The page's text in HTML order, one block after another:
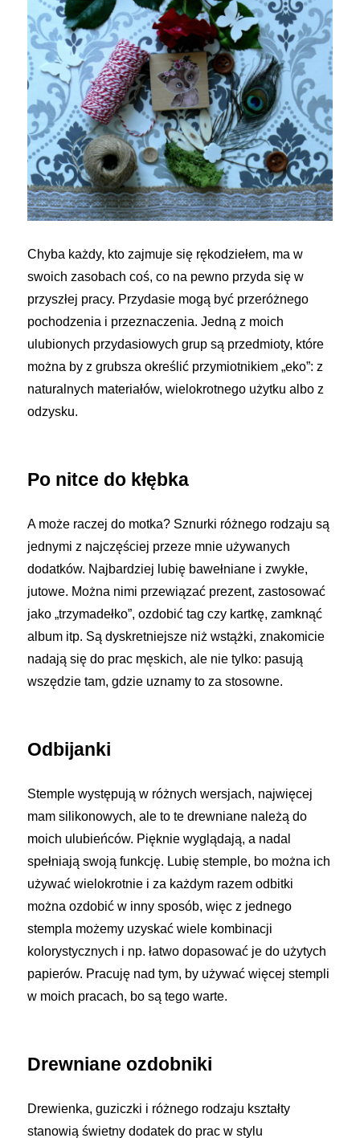
Chyba każdy, kto zajmuje się rękodziełem, ma w
swoich zasobach coś, co na pewno przyda się w
przyszłej pracy. Przydasie mogą być przeróżnego
pochodzenia i przeznaczenia. Jedną z moich
ulubionych przydasiowych grup są przedmioty, które
można by z grubsza określić przymiotnikiem „eko”: z
naturalnych materiałów, wielokrotnego użytku albo z
odzysku.
Po nitce do kłębka
A może raczej do motka? Sznurki różnego rodzaju są
jednymi z najczęściej przeze mnie używanych
dodatków. Najbardziej lubię bawełniane i zwykłe,
jutowe. Można nimi przewiązać prezent, zastosować
jako „trzymadełko”, ozdobić tag czy kartkę, zamknąć
album itp. Są dyskretniejsze niż wstążki, znakomicie
nadają się do prac męskich, ale nie tylko: pasują
wszędzie tam, gdzie uznamy to za stosowne.
Odbijanki
Stemple występują w różnych wersjach, najwięcej
mam silikonowych, ale to te drewniane należą do
moich ulubieńców. Pięknie wyglądają, a nadal
spełniają swoją funkcję. Lubię stemple, bo można ich
używać wielokrotnie i za każdym razem odbitki
można ozdobić w inny sposób, więc z jednego
stempla możemy uzyskać wiele kombinacji
kolorystycznych i np. łatwo dopasować je do użytych
papierów. Pracuję nad tym, by używać więcej stempli
w moich pracach, bo są tego warte.
Drewniane ozdobniki
Drewienka, guziczki i różnego rodzaju kształty
stanowią świetny dodatek do prac w stylu